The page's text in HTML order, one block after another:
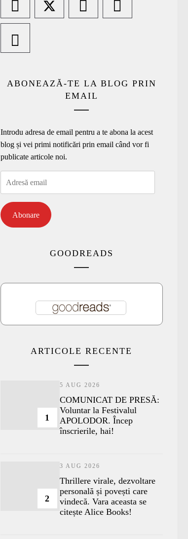
ABONEAZĂ-TE LA BLOG PRIN
EMAIL
Introdu adresa de email pentru a te abona la acest
blog și vei primi notificări prin email când vor fi
publicate articole noi.
Abonare
GOODREADS
ARTICOLE RECENTE
1
5 AUG 2026
COMUNICAT DE PRESĂ:
Voluntar la Festivalul
APOLODOR. Încep
înscrierile, hai!
2
3 AUG 2026
Thrillere virale, dezvoltare
personală și povești care
vindecă. Vara aceasta se
citește Alice Books!